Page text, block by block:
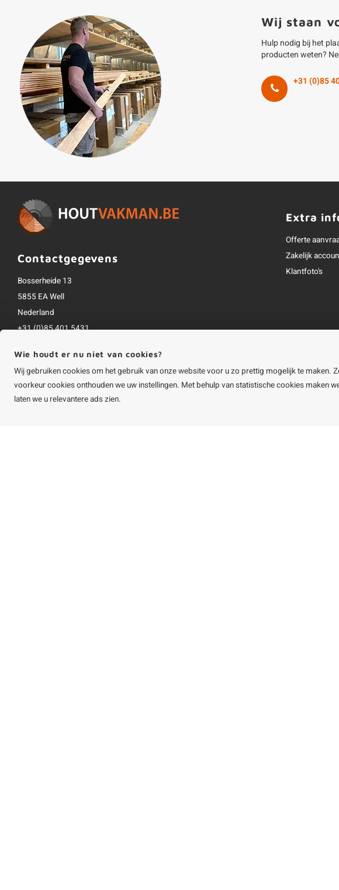
Wij staan
Hulp nodig bij het
producten weten?
+31 (0)85
Contactgegevens
Bosserheide 13
5855 EA Well
Nederland
+31 (0)85 401 5431
Alle bedragen zijn incl. btw
Extra
Offerte
Zakelijk
Klantfoto's
Wie houdt er nu niet van cookies?
Wij gebruiken cookies om het gebruik van onze website voor u zo prettig mogelijk te maken.
voorkeur cookies onthouden we uw instellingen. Met behulp van statistische cookies maken
laten we u relevantere ads zien.